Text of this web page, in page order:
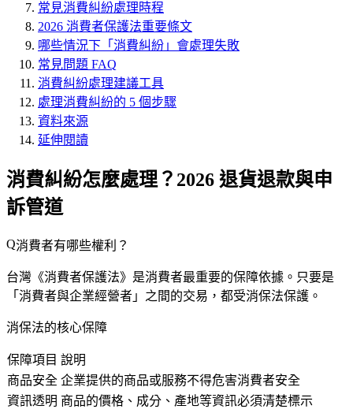
常見消費糾紛處理時程
2026 消費者保護法重要條文
哪些情況下「消費糾紛」會處理失敗
常見問題 FAQ
消費糾紛處理建議工具
處理消費糾紛的 5 個步驟
資料來源
延伸閱讀
消費糾紛怎麼處理？2026 退貨退款與申
訴管道
消費者有哪些權利？
台灣《消費者保護法》是消費者最重要的保障依據。只要是
「消費者與企業經營者」之間的交易，都受消保法保護。
消保法的核心保障
保障項目 說明
商品安全 企業提供的商品或服務不得危害消費者安全
資訊透明 商品的價格、成分、產地等資訊必須清楚標示